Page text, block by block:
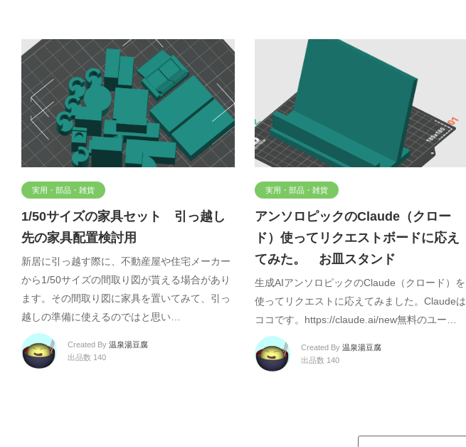
実用・部品・雑貨
1/50サイズの家具セット 引っ越し
先の家具配置検討用
新居に引っ越す際に、不動産屋や住宅メーカー
から1/50サイズの間取り図が貰える場合があり
ます。その間取り図に家具を置いてみて、引っ
越しの準備に使えるのではと思い…
Created By 温泉湯豆腐
出品数 140
実用・部品・雑貨
アンソロピックのClaude（クロー
ド）使ってリクエストボードに応え
てみた。 お皿スタンド
生成AIアンソロピックのClaude（クロード）を
使ってリクエストに応えてみました。Claudeは
ココです。https://claude.ai/new無料のユー…
Created By 温泉湯豆腐
出品数 140